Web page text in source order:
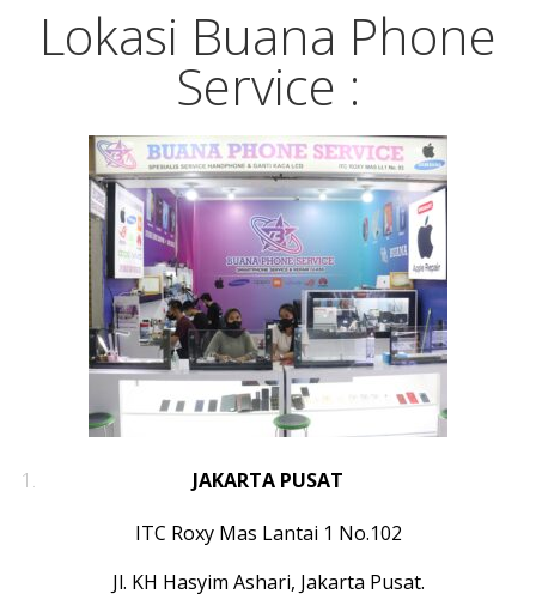
Lokasi Buana Phone
Service :
JAKARTA PUSAT
ITC Roxy Mas Lantai 1 No.102
Jl. KH Hasyim Ashari, Jakarta Pusat.